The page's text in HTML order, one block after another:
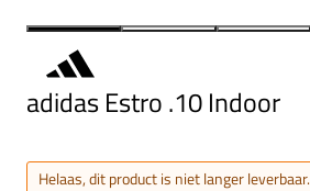
adidas Estro .10 Indoor
Helaas, dit product is niet langer leverbaar.